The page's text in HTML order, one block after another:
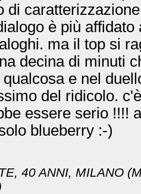
di
è più affidato
ma il top si
decina di minuti
e nel
del ridicolo.
essere serio !!!!
blueberry :-)
, 40 ANNI, MILANO